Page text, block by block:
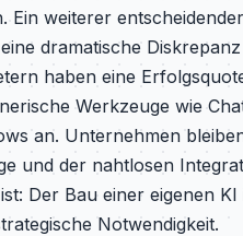
weiterer
dramatische
haben eine
Werkzeuge wie
an. Unternehmen
und der nahtlosen
Der Bau einer eigenen
Notwendigkeit.